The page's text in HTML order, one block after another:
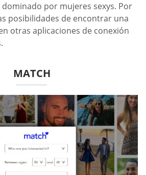
dominado por mujeres sexys. Por
posibilidades de encontrar una
otras aplicaciones de conexión
MATCH